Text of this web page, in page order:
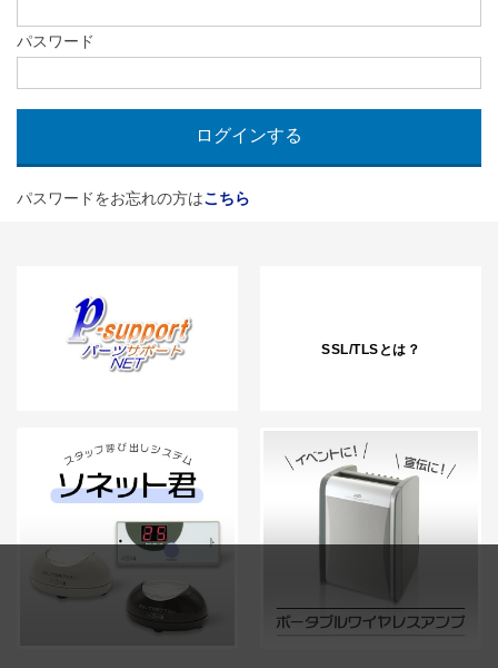
パスワード
パスワードをお忘れの方はこちら
SSL/TLSとは？